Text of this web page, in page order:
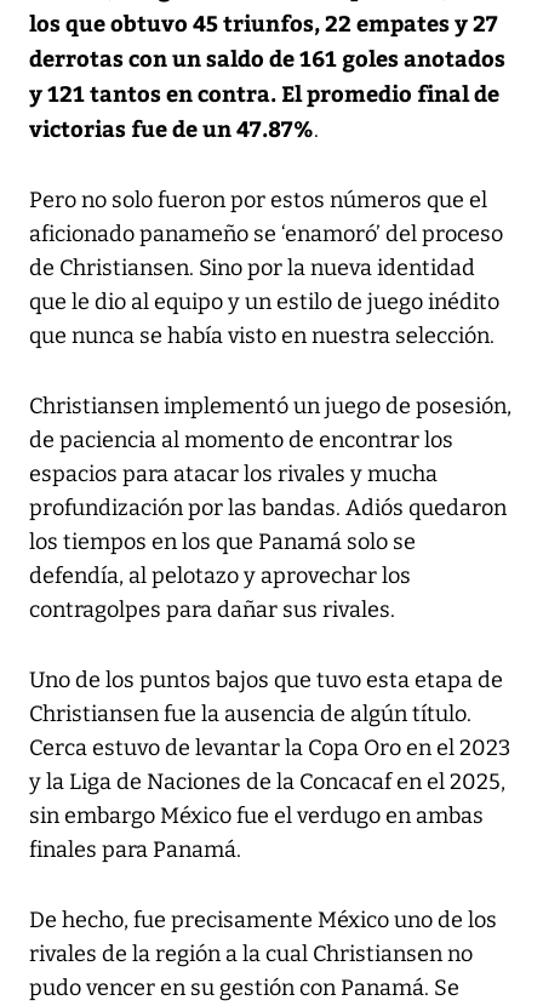
los que obtuvo 45 triunfos, 22 empates y 27
derrotas con un saldo de 161 goles anotados
y 121 tantos en contra. El promedio final de
victorias fue de un 47.87%.
Pero no solo fueron por estos números que el
aficionado panameño se ‘enamoró’ del proceso
de Christiansen. Sino por la nueva identidad
que le dio al equipo y un estilo de juego inédito
que nunca se había visto en nuestra selección.
Christiansen implementó un juego de posesión,
de paciencia al momento de encontrar los
espacios para atacar los rivales y mucha
profundización por las bandas. Adiós quedaron
los tiempos en los que Panamá solo se
defendía, al pelotazo y aprovechar los
contragolpes para dañar sus rivales.
Uno de los puntos bajos que tuvo esta etapa de
Christiansen fue la ausencia de algún título.
Cerca estuvo de levantar la Copa Oro en el 2023
y la Liga de Naciones de la Concacaf en el 2025,
sin embargo México fue el verdugo en ambas
finales para Panamá.
De hecho, fue precisamente México uno de los
rivales de la región a la cual Christiansen no
pudo vencer en su gestión con Panamá. Se